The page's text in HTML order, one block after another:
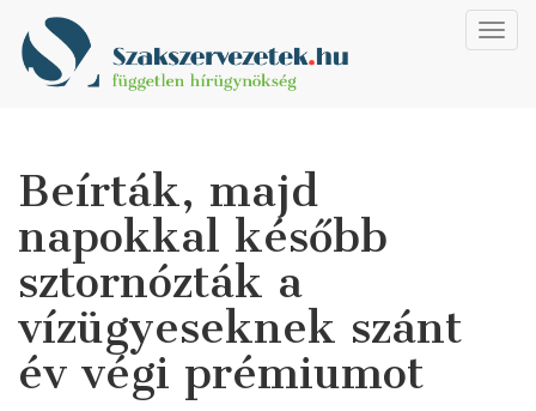
Beírták, majd
napokkal később
sztornózták a
vízügyeseknek szánt
év végi prémiumot